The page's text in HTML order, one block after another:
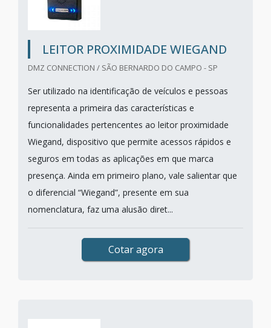
LEITOR PROXIMIDADE WIEGAND
DMZ CONNECTION / SÃO BERNARDO DO CAMPO - SP
Ser utilizado na identificação de veículos e pessoas
representa a primeira das características e
funcionalidades pertencentes ao leitor proximidade
Wiegand, dispositivo que permite acessos rápidos e
seguros em todas as aplicações em que marca
presença. Ainda em primeiro plano, vale salientar que
o diferencial “Wiegand”, presente em sua
nomenclatura, faz uma alusão diret...
Cotar agora